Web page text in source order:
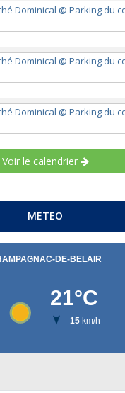
Dominical @ Parking du
Dominical @ Parking du
Dominical @ Parking du
Voir le calendrier
METEO